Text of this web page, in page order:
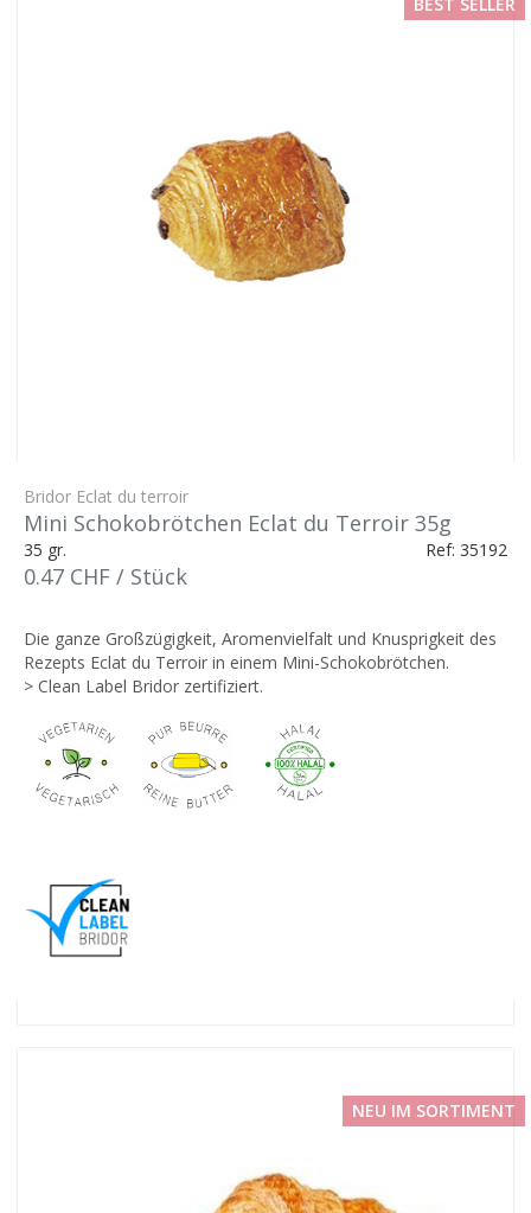
Bridor Eclat du terroir
Mini Schokobrötchen Eclat du Terroir 35g
35 gr. Ref: 35192
0.47 CHF / Stück
Die ganze Großzügigkeit, Aromenvielfalt und Knusprigkeit des
Rezepts Eclat du Terroir in einem Mini-Schokobrötchen.
> Clean Label Bridor zertifiziert.
NEU IM SORTIMENT